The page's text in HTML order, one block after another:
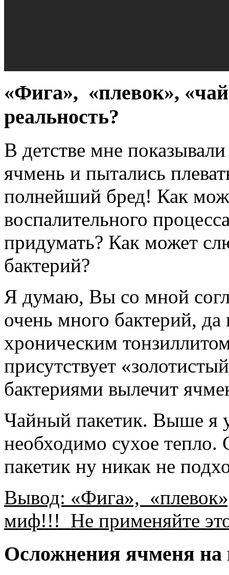
«Фига», «плевок»,
реальность?
В детстве мне
ячмень и пытались
полнейший бред! Как
воспалительного
придумать? Как может
бактерий?
Я думаю, Вы со мной
очень много бактерий,
хроническим
присутствует
бактериями вылечит
Чайный пакетик. Выше я
необходимо сухое
пакетик ну никак не
Вывод: «Фига»,
миф!!! Не применяйте
Осложнения ячменя на